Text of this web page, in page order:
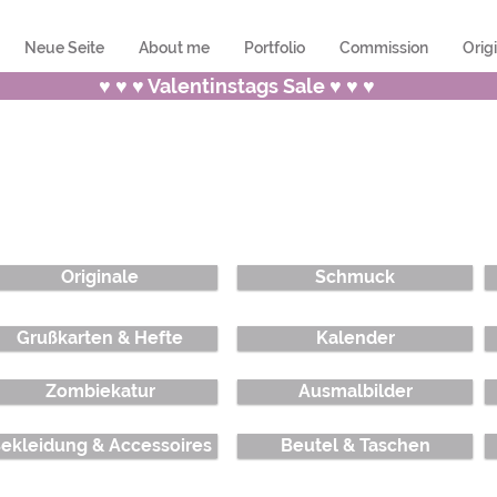
Neue Seite About me Portfolio Commission
Originale Schmuck
Grußkarten & Hefte
Zombiekatur
& Accessoires
Kalender
Ausmalbilder
Beutel & Taschen
♥ ♥ ♥ Valentinstags Sale ♥ ♥ ♥